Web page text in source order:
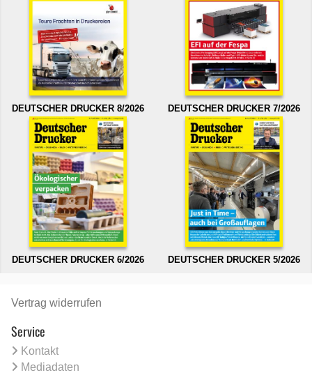
DEUTSCHER DRUCKER 8/2026 DEUTSCHER DRUCKER 7/2026
DEUTSCHER DRUCKER 6/2026 DEUTSCHER DRUCKER 5/2026
Vertrag widerrufen
Service
Kontakt
Mediadaten